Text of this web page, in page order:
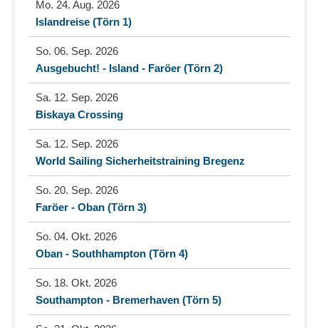
Mo. 24. Aug. 2026
Islandreise (Törn 1)
So. 06. Sep. 2026
Ausgebucht! - Island - Faröer (Törn 2)
Sa. 12. Sep. 2026
Biskaya Crossing
Sa. 12. Sep. 2026
World Sailing Sicherheitstraining Bregenz
So. 20. Sep. 2026
Faröer - Oban (Törn 3)
So. 04. Okt. 2026
Oban - Southhampton (Törn 4)
So. 18. Okt. 2026
Southampton - Bremerhaven (Törn 5)